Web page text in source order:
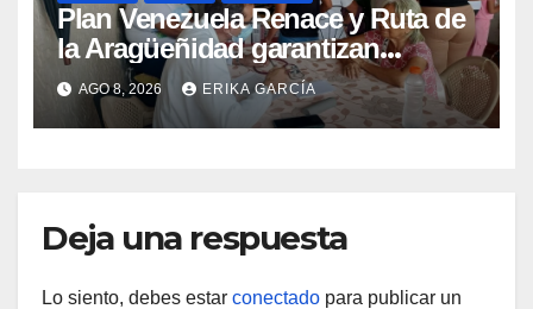
Plan Venezuela Renace y Ruta de
la Aragüeñidad garantizan
atención médica integral en
Aragua
AGO 8, 2026 ERIKA GARCÍA
Deja una respuesta
Lo siento, debes estar conectado para publicar un